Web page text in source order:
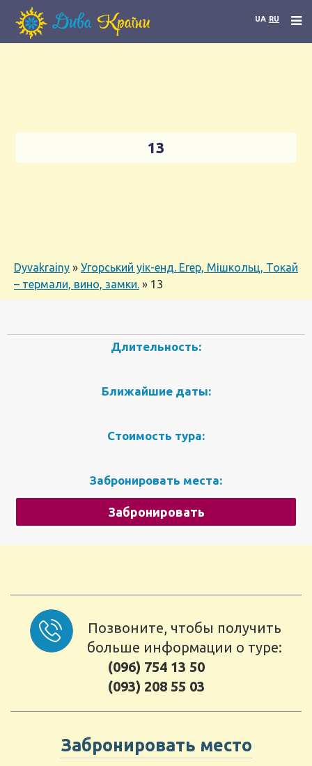
UA RU
13
Dyvakrainy » Угорський уік-енд. Егер, Мішкольц, Токай
– термали, вино, замки. » 13
Длительность:
Ближайшие даты:
Стоимость тура:
Забронировать места:
Забронировать
Позвоните, чтобы получить
больше информации о туре:
(096) 754 13 50
(093) 208 55 03
Забронировать место